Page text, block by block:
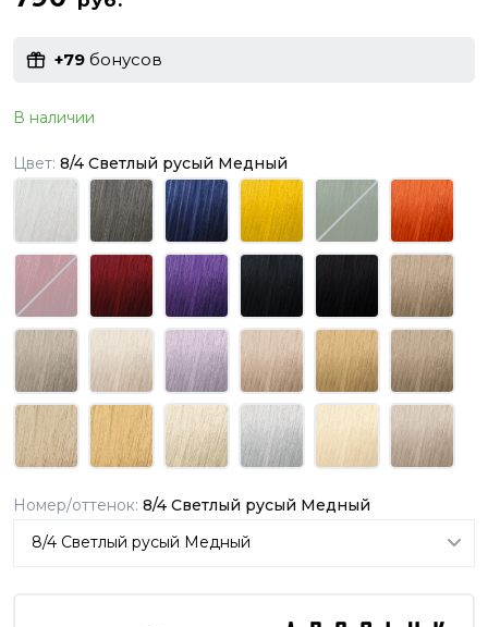
+79 бонусов
В наличии
Цвет: 8/4 Светлый русый Медный
Номер/оттенок: 8/4 Светлый русый Медный